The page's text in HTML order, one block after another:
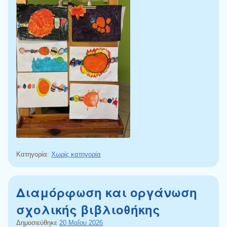
Κατηγορία: Χωρίς κατηγορία
Διαμόρφωση και οργάνωση
σχολικής βιβλιοθήκης
Δημοσιεύθηκε 20 Μαΐου 2026